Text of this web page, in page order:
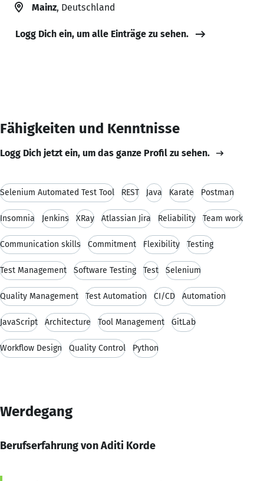
Mainz, Deutschland
Logg Dich ein, um alle Einträge zu sehen.
Fähigkeiten und Kenntnisse
Logg Dich jetzt ein, um das ganze Profil zu sehen.
Selenium Automated Test Tool REST Java Karate Postman
Insomnia Jenkins XRay Atlassian Jira Reliability Team work
Communication skills Commitment Flexibility Testing
Test Management Software Testing Test Selenium
Quality Management Test Automation CI/CD Automation
JavaScript Architecture Tool Management GitLab
Workflow Design Quality Control Python
Werdegang
Berufserfahrung von Aditi Korde